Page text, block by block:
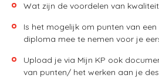
Wat zijn de voordelen van
Is het mogelijk om punten van
diploma mee te nemen voor je
Upload je via Mijn KP ook
van punten/ het werken aan je